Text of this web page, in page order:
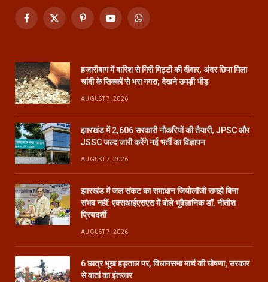
Facebook
X
PinterestYouTubeWhatsApp
हजारीबाग में बारिश से गिरी मिट्टी की दीवार, अंदर छिपा मिला
चांदी के सिक्कों से भरा गगरा; देखने उमड़ी भीड़
AUGUST 7, 2026
झारखंड में 2,606 सरकारी नौकरियों की तैयारी, JPSC और
JSSC जल्द जारी करेंगे नई भर्ती का विज्ञापन
AUGUST 7, 2026
झारखंड में जल संकट का समाधान जियोलॉजी समझे बिना
संभव नहीं: एक्सआईएसएस में बोले भूवैज्ञानिक डॉ. नीतीश
प्रियदर्शी
AUGUST 7, 2026
6 छात्र भूख हड़ताल पर, विधानसभा मार्च की घोषणा; सरकार
से वार्ता का इंतजार